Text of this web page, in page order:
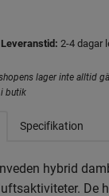
Leveranstid: 2-4 dagar
lager inte alltid
butik
Specifikation
hybrid
De